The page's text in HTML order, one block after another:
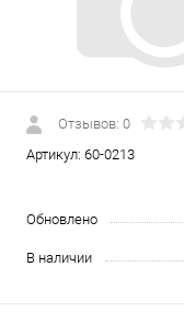
Отзывов: 0
Артикул: 60-0213
Обновлено
В наличии